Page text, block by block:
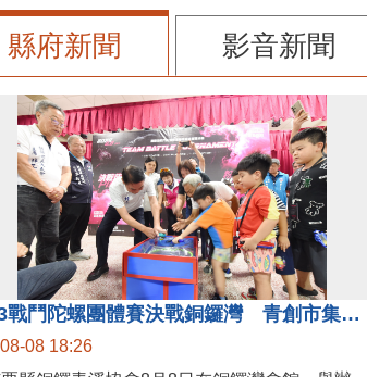
縣府新聞 影音新聞
3對3戰鬥陀螺團體賽決戰銅鑼灣 青創市集展售為父親節增添繽紛
08 18:26